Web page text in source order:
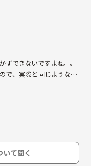
運営
ら・・・」と悩む人の
ムを通して楽しく話せる
できないですよね。。
で、実際と同じような雰囲
問。
間でTOEIC模擬体験をして
て聞く